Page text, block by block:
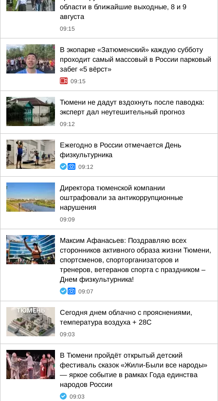
области в ближайшие выходные, 8 и 9
августа
09:15
В экопарке «Затюменский» каждую субботу
проходит самый массовый в России парковый
забег «5 вёрст»
09:15
Тюмени не дадут вздохнуть после паводка:
эксперт дал неутешительный прогноз
09:12
Ежегодно в России отмечается День
физкультурника
09:12
Директора тюменской компании
оштрафовали за антикоррупционные
нарушения
09:09
Максим Афанасьев: Поздравляю всех
сторонников активного образа жизни Тюмени,
спортсменов, спорторганизаторов и
тренеров, ветеранов спорта с праздником –
Днем физкультурника!
09:07
Сегодня днем облачно с прояснениями,
температура воздуха + 28С
09:03
В Тюмени пройдёт открытый детский
фестиваль сказок «Жили-Были все народы»
— яркое событие в рамках Года единства
народов России
09:03